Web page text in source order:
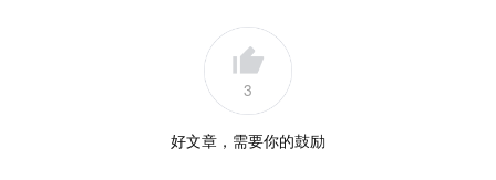
3
好文章，需要你的鼓励